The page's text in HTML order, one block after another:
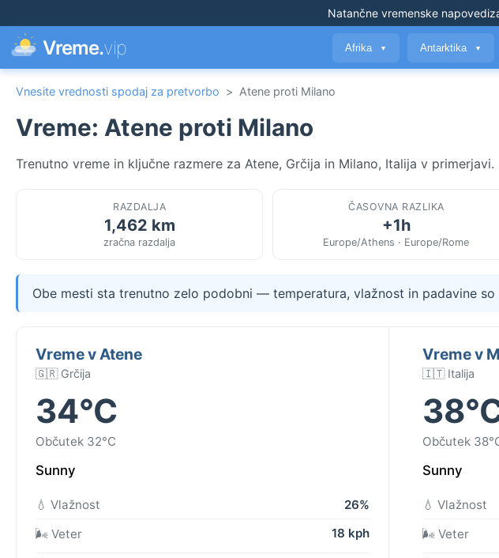
Natančne vremenske napovedi
Vreme.vip Afrika ▼ Antarktika ▼
Vnesite vrednosti spodaj za pretvorbo > Atene proti Milano
Vreme: Atene proti Milano
Trenutno vreme in ključne razmere za Atene, Grčija in Milano, Italija v
RAZDALJA
1,462 km
zračna razdalja
ČASOVNA RAZLIKA
+1h
Europe/Athens · Europe/Rome
Obe mesti sta trenutno zelo podobni — temperatura, vlažnost in padavine so
Vreme v Atene
🇬🇷 Grčija
34°C
Občutek 32°C
Sunny
💧 Vlažnost
26%
🌬️ Veter
18 kph
Vreme v
🇮🇹 Italija
Občutek
Sunny
💧 Vlažnost
🌬️ Veter